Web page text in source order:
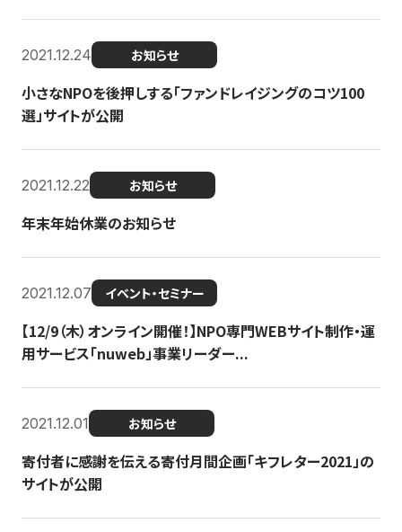
2021.12.24 お知らせ
小さなNPOを後押しする「ファンドレイジングのコツ100
選」サイトが公開
2021.12.22 お知らせ
年末年始休業のお知らせ
2021.12.07 イベント・セミナー
【12/9（木）オンライン開催！】NPO専門WEBサイト制作・運
用サービス「nuweb」事業リーダー...
2021.12.01 お知らせ
寄付者に感謝を伝える寄付月間企画「キフレター2021」の
サイトが公開